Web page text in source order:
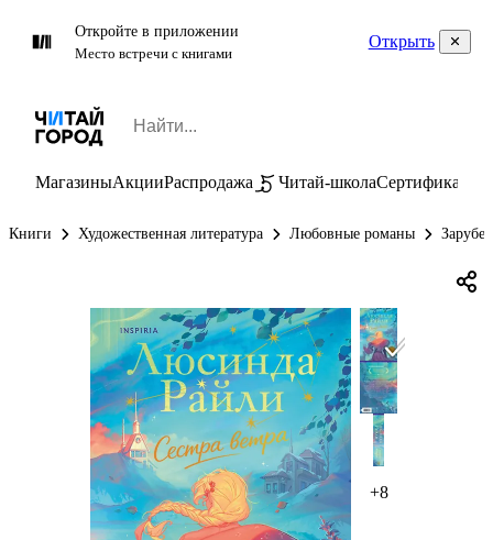
Откройте в приложении
Место встречи с книгами
Открыть
МагазиныАкцииРаспродажа Читай-школаСертификаты
Книги Художественная литература Любовные романы
+8